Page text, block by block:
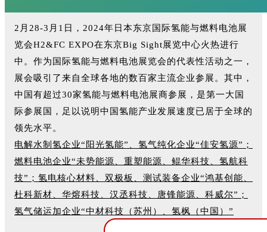
2月28-3月1日，2024年日本东京国际氢能与燃料电池展
览会H2&FC EXPO在东京Big Sight展览中心火热进行
中。作为国际氢能与燃料电池展览会的代表性活动之一，
展会吸引了来自全球各地的数百家主流企业参展。其中，
中国有超过30家氢能与燃料电池展商参展，是第一大国
际参展国，足以说明中国氢能产业发展速度已居于全球的
领先水平。
电解水制氢企业“阳光氢能” 、氢气纯化企业“佳安氢源”；
燃料电池企业“未势能源、重塑能源、鲲华科技、氢航科
技”；氢电核心材料、双极板、测试装备企业“鸿基创能、
杜科新材、华熔科技、汉丞科技、唐锋能源、科威尔”；
氢气储运加企业“中材科技（苏州）、氢枫（中国）”